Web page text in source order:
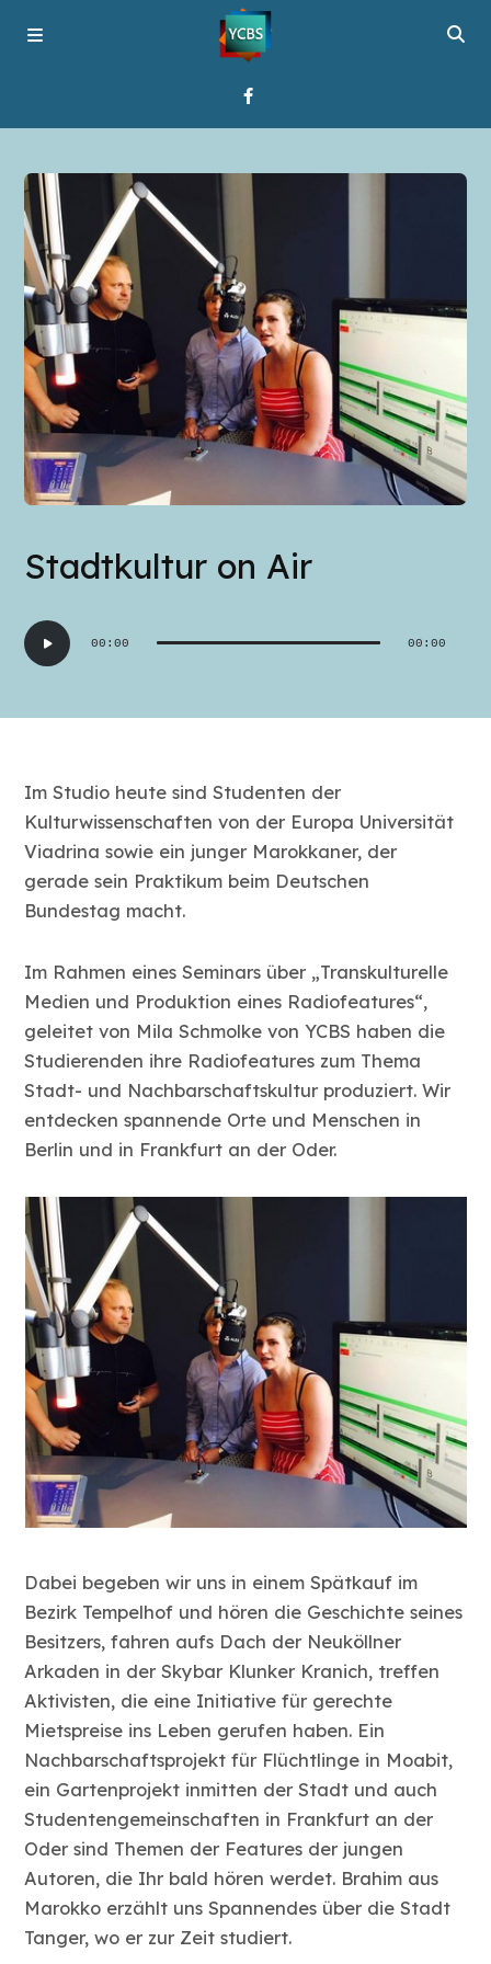
Programme
Über YCBS
Media Bridges
Stadtkultur on Air
Audio-
Player
00:00 00:00
Im Studio heute sind Studenten der
Kulturwissenschaften von der Europa Universität
Viadrina sowie ein junger Marokkaner, der
gerade sein Praktikum beim Deutschen
Bundestag macht.
Im Rahmen eines Seminars über „Transkulturelle
Medien und Produktion eines Radiofeatures“,
geleitet von Mila Schmolke von YCBS haben die
Studierenden ihre Radiofeatures zum Thema
Stadt- und Nachbarschaftskultur produziert. Wir
entdecken spannende Orte und Menschen in
Berlin und in Frankfurt an der Oder.
Dabei begeben wir uns in einem Spätkauf im
Bezirk Tempelhof und hören die Geschichte seines
Besitzers, fahren aufs Dach der Neuköllner
Arkaden in der Skybar Klunker Kranich, treffen
Aktivisten, die eine Initiative für gerechte
Mietspreise ins Leben gerufen haben. Ein
Nachbarschaftsprojekt für Flüchtlinge in Moabit,
ein Gartenprojekt inmitten der Stadt und auch
Studentengemeinschaften in Frankfurt an der
Oder sind Themen der Features der jungen
Autoren, die Ihr bald hören werdet. Brahim aus
Marokko erzählt uns Spannendes über die Stadt
Tanger, wo er zur Zeit studiert.